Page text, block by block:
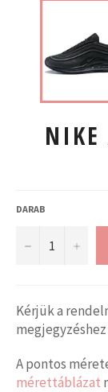
DARAB
− +
Kérjük a
A pontos
mérettáblázat